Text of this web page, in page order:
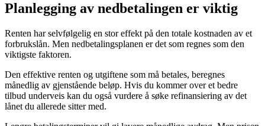
Planlegging av nedbetalingen er viktig
Renten har selvfølgelig en stor effekt på den totale kostnaden av et
forbrukslån. Men nedbetalingsplanen er det som regnes som den
viktigste faktoren.
Den effektive renten og utgiftene som må betales, beregnes
månedlig av gjenstående beløp. Hvis du kommer over et bedre
tilbud underveis kan du også vurdere å søke refinansiering av det
lånet du allerede sitter med.